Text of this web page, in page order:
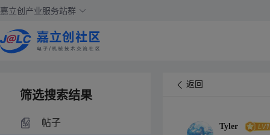
嘉立创产业服务站群
筛选搜索结果
帖子
返回
Tyler